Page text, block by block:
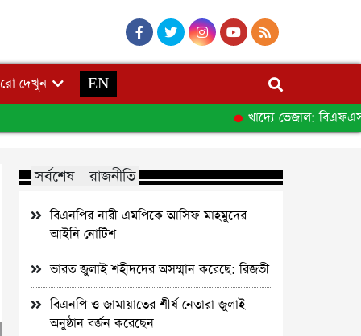
দেখুন
EN
খাদ্যে ভেজাল: বিএফএসএর
সর্বশেষ - রাজনীতি
বিএনপির নারী এমপিকে আসিফ মাহমুদের
আইনি নোটিশ
ভারত জুলাই শহীদদের অসম্মান করেছে: রিজভী
বিএনপি ও জামায়াতের শীর্ষ নেতারা জুলাই
অনুষ্ঠান বর্জন করেছেন